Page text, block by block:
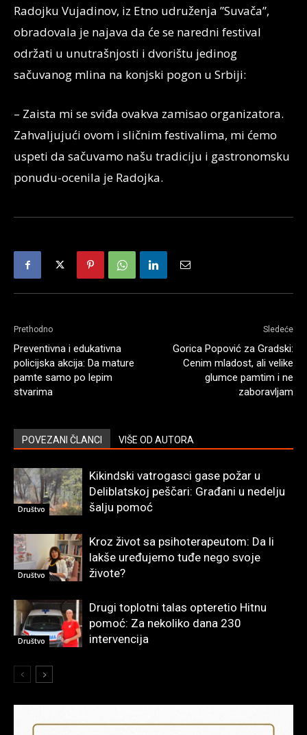
Radojku Vujadinov, iz Etno udruženja ”Suvača”,
obradovala je najava da će se naredni festival
održati u unutrašnjosti i dvorištu jedinog
sačuvanog mlina na konjski pogon u Srbiji:
– Zaista mi se sviđa ovakva zamisao organizatora.
Zahvaljujući ovom i sličnim festivalima, mi ćemo
uspeti da sačuvamo našu tradiciju i gastronomsku
ponudu-ocenila je Radojka.
Prethodno
Preventivna i edukativna
policijska akcija: Da mature
pamte samo po lepim
stvarima
Sledeće
Gorica Popović za Gradski:
Cenim mladost, ali velike
glumce pamtim i ne
zaboravljam
POVEZANI ČLANCI VIŠE OD AUTORA
Društvo
Kikindski vatrogasci gase požar u
Deliblatskoj peščari: Građani u nedelju
šalju pomoć
Društvo
Kroz život sa psihoterapeutom: Da li
lakše uređujemo tuđe nego svoje
živote?
Društvo
Drugi toplotni talas opteretio Hitnu
pomoć: Za nekoliko dana 230
intervencija